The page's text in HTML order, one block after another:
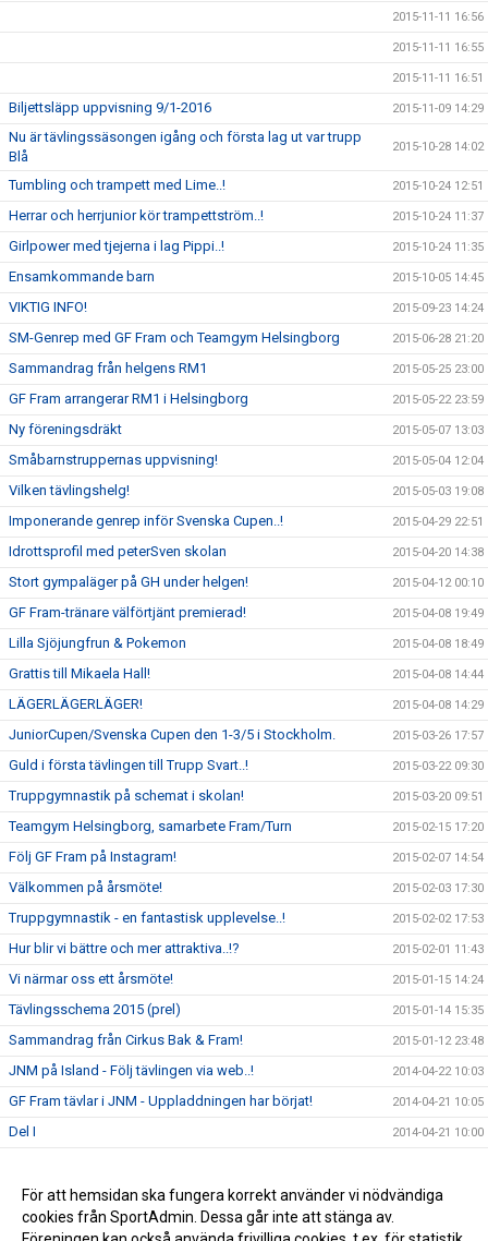
2015-11-11 16:56
2015-11-11 16:55
2015-11-11 16:51
Biljettsläpp uppvisning 9/1-2016 2015-11-09 14:29
Nu är tävlingssäsongen igång och första lag ut var trupp
Blå
2015-10-28 14:02
Tumbling och trampett med Lime..! 2015-10-24 12:51
Herrar och herrjunior kör trampettström..! 2015-10-24 11:37
Girlpower med tjejerna i lag Pippi..! 2015-10-24 11:35
Ensamkommande barn 2015-10-05 14:45
VIKTIG INFO! 2015-09-23 14:24
SM-Genrep med GF Fram och Teamgym Helsingborg 2015-06-28 21:20
Sammandrag från helgens RM1 2015-05-25 23:00
GF Fram arrangerar RM1 i Helsingborg 2015-05-22 23:59
Ny föreningsdräkt 2015-05-07 13:03
Småbarnstruppernas uppvisning! 2015-05-04 12:04
Vilken tävlingshelg! 2015-05-03 19:08
Imponerande genrep inför Svenska Cupen..! 2015-04-29 22:51
Idrottsprofil med peterSven skolan 2015-04-20 14:38
Stort gympaläger på GH under helgen! 2015-04-12 00:10
GF Fram-tränare välförtjänt premierad! 2015-04-08 19:49
Lilla Sjöjungfrun & Pokemon 2015-04-08 18:49
Grattis till Mikaela Hall! 2015-04-08 14:44
LÄGERLÄGERLÄGER! 2015-04-08 14:29
JuniorCupen/Svenska Cupen den 1-3/5 i Stockholm. 2015-03-26 17:57
Guld i första tävlingen till Trupp Svart..! 2015-03-22 09:30
Truppgymnastik på schemat i skolan! 2015-03-20 09:51
Teamgym Helsingborg, samarbete Fram/Turn 2015-02-15 17:20
Följ GF Fram på Instagram! 2015-02-07 14:54
Välkommen på årsmöte! 2015-02-03 17:30
Truppgymnastik - en fantastisk upplevelse..! 2015-02-02 17:53
Hur blir vi bättre och mer attraktiva..!? 2015-02-01 11:43
Vi närmar oss ett årsmöte! 2015-01-15 14:24
Tävlingsschema 2015 (prel) 2015-01-14 15:35
Sammandrag från Cirkus Bak & Fram! 2015-01-12 23:48
JNM på Island - Följ tävlingen via web..! 2014-04-22 10:03
GF Fram tävlar i JNM - Uppladdningen har börjat! 2014-04-21 10:05
Del I 2014-04-21 10:00
Del III 2014-04-21 09:59
Del IV 2014-04-21 09:12
För att hemsidan ska fungera korrekt använder vi nödvändiga
cookies från SportAdmin. Dessa går inte att stänga av.